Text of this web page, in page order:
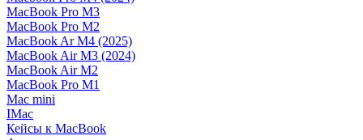
MacBook Pro M3
MacBook Pro M2
MacBook Ar M4 (2025)
MacBook Air M3 (2024)
MacBook Air M2
MacBook Pro M1
Mac mini
IMac
Кейсы к MacBook